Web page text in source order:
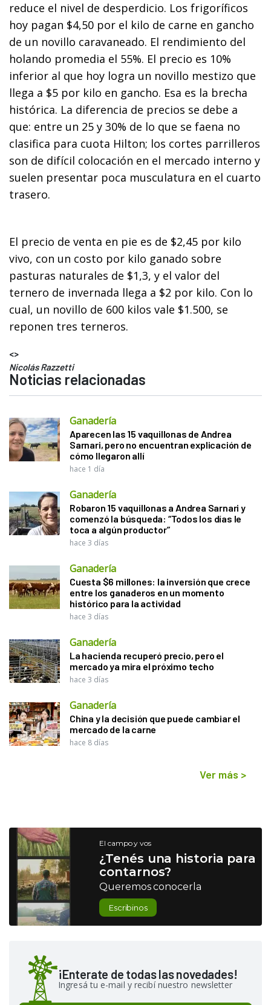
reduce el nivel de desperdicio. Los frigoríficos
hoy pagan $4,50 por el kilo de carne en gancho
de un novillo caravaneado. El rendimiento del
holando promedia el 55%. El precio es 10%
inferior al que hoy logra un novillo mestizo que
llega a $5 por kilo en gancho. Esa es la brecha
histórica. La diferencia de precios se debe a
que: entre un 25 y 30% de lo que se faena no
clasifica para cuota Hilton; los cortes parrilleros
son de difícil colocación en el mercado interno y
suelen presentar poca musculatura en el cuarto
trasero.
El precio de venta en pie es de $2,45 por kilo
vivo, con un costo por kilo ganado sobre
pasturas naturales de $1,3, y el valor del
ternero de invernada llega a $2 por kilo. Con lo
cual, un novillo de 600 kilos vale $1.500, se
reponen tres terneros.
<>
Nicolás Razzetti
Noticias relacionadas
Ganadería
Aparecen las 15 vaquillonas de Andrea
Sarnari, pero no encuentran explicación de
cómo llegaron allí
hace 1 día
Ganadería
Robaron 15 vaquillonas a Andrea Sarnari y
comenzó la búsqueda: “Todos los días le
toca a algún productor”
hace 3 días
Ganadería
Cuesta $6 millones: la inversión que crece
entre los ganaderos en un momento
histórico para la actividad
hace 3 días
Ganadería
La hacienda recuperó precio, pero el
mercado ya mira el próximo techo
hace 3 días
Ganadería
China y la decisión que puede cambiar el
mercado de la carne
hace 8 días
Ver más >
El campo y vos
¿Tenés una historia para
contarnos?
Queremos conocerla
Escribinos
¡Enterate de todas las novedades!
Ingresá tu e-mail y recibí nuestro newsletter